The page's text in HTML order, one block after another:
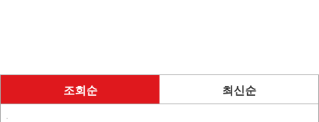
조회순 최신순